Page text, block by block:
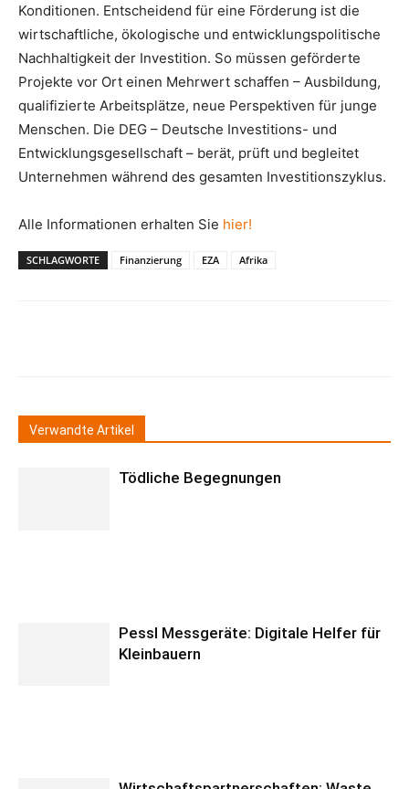
Konditionen. Entscheidend für eine Förderung ist die
wirtschaftliche, ökologische und entwicklungspolitische
Nachhaltigkeit der Investition. So müssen geförderte
Projekte vor Ort einen Mehrwert schaffen – Ausbildung,
qualifizierte Arbeitsplätze, neue Perspektiven für junge
Menschen. Die DEG – Deutsche Investitions- und
Entwicklungsgesellschaft – berät, prüft und begleitet
Unternehmen während des gesamten Investitionszyklus.
Alle Informationen erhalten Sie hier!
SCHLAGWORTE Finanzierung EZA Afrika
Verwandte Artikel
Tödliche Begegnungen
Pessl Messgeräte: Digitale Helfer für
Kleinbauern